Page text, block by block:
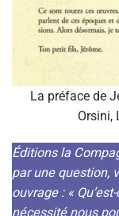
La préface de
Orsini,
Éditions la
par une question,
ouvrage : «
nécessité nous